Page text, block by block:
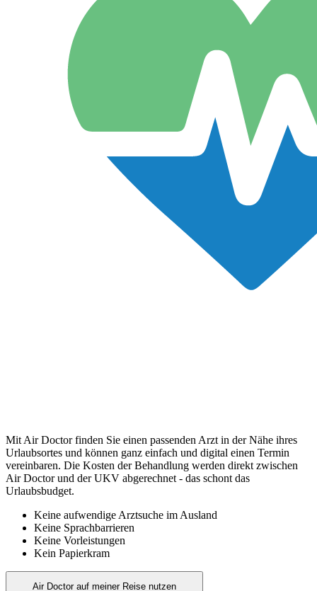
Mit Air Doctor finden Sie einen passenden Arzt in der Nähe ihres
Urlaubsortes und können ganz einfach und digital einen Termin
vereinbaren. Die Kosten der Behandlung werden direkt zwischen
Air Doctor und der UKV abgerechnet - das schont das
Urlaubsbudget.
Keine aufwendige Arztsuche im Ausland
Keine Sprachbarrieren
Keine Vorleistungen
Kein Papierkram
Air Doctor auf meiner Reise nutzen